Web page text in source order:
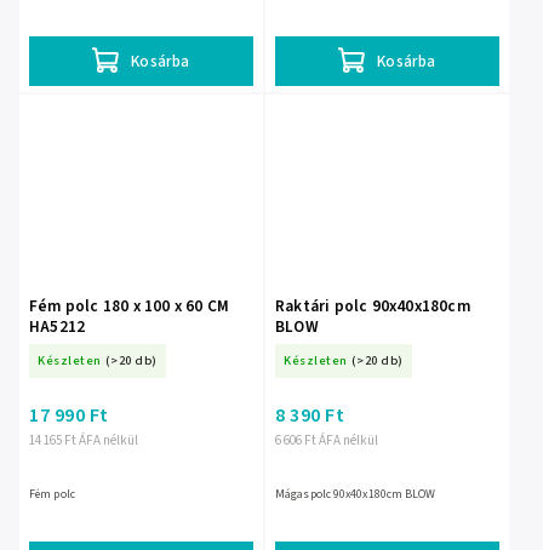
Kosárba Kosárba
Fém polc 180 x 100 x 60 CM
HA5212
Készleten (>20 db)
14 165 Ft ÁFA nélkül
17 990 Ft
Fém polc
Raktári polc 90x40x180cm
BLOW
Készleten (>20 db)
6 606 Ft ÁFA nélkül
8 390 Ft
Mágaspolc 90x40x180cm BLOW